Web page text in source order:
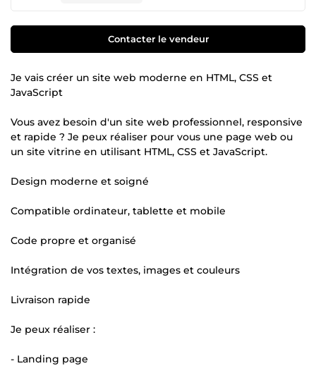
Contacter le vendeur
Je vais créer un site web moderne en HTML, CSS et
JavaScript
Vous avez besoin d'un site web professionnel, responsive
et rapide ? Je peux réaliser pour vous une page web ou
un site vitrine en utilisant HTML, CSS et JavaScript.
Design moderne et soigné
Compatible ordinateur, tablette et mobile
Code propre et organisé
Intégration de vos textes, images et couleurs
Livraison rapide
Je peux réaliser :
- Landing page